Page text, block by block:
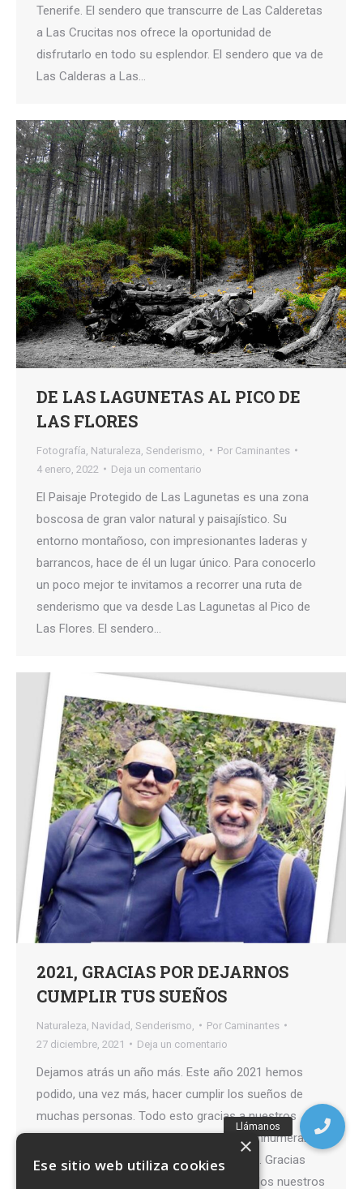
Tenerife. El sendero que transcurre de Las Calderetas
a Las Crucitas nos ofrece la oportunidad de
disfrutarlo en todo su esplendor. El sendero que va de
Las Calderas a Las…
DE LAS LAGUNETAS AL PICO DE
LAS FLORES
Fotografía Naturaleza Senderismo, Por Caminantes
4 enero, 2022
Deja un comentario
El Paisaje Protegido de Las Lagunetas es una zona
boscosa de gran valor natural y paisajístico. Su
entorno montañoso, con impresionantes laderas y
barrancos, hace de él un lugar único. Para conocerlo
un poco mejor te invitamos a recorrer una ruta de
senderismo que va desde Las Lagunetas al Pico de
Las Flores. El sendero…
2021, GRACIAS POR DEJARNOS
CUMPLIR TUS SUEÑOS
Naturaleza Navidad Senderismo, Por Caminantes
27 diciembre, 2021
Deja un comentario
Dejamos atrás un año más. Este año 2021 hemos
podido, una vez más, hacer cumplir los sueños de
muchas personas. Todo esto gracias a nuestros
amigos caminantes. Hemos compartido innumerables
momentos de aventura, diversión y magia. Gracias
por los momentos vividos!!! Gracias a todos nuestros
Ese sitio web utiliza cookies
×